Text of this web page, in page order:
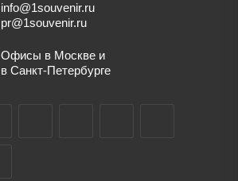
info@1souvenir.ru
pr@1souvenir.ru
Офисы в Москве и
в Санкт-Петербурге